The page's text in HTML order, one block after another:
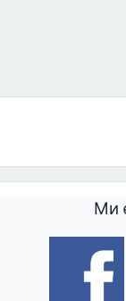
Ми
та нації?